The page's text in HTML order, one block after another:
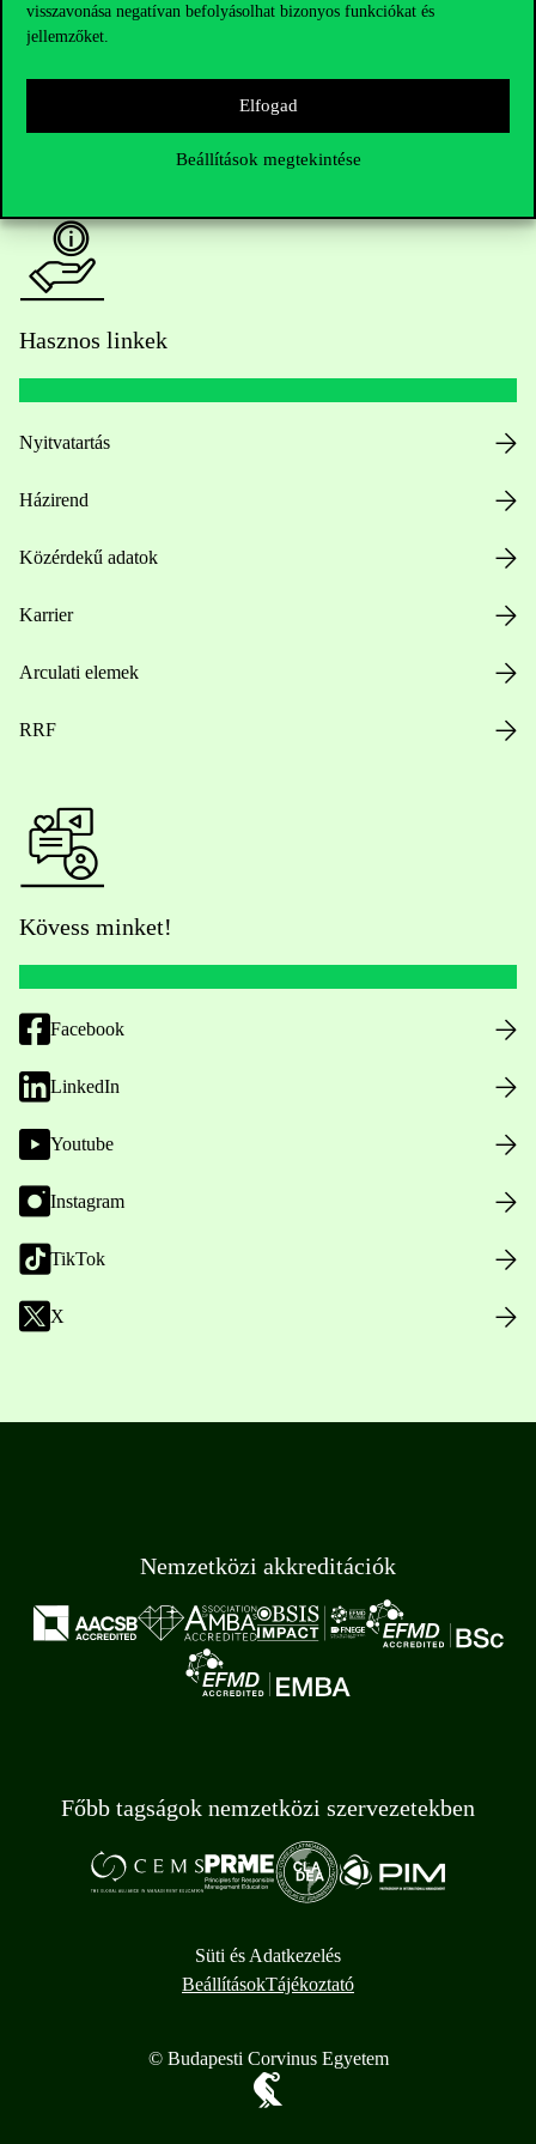
visszavonása negatívan befolyásolhat bizonyos funkciókat és
jellemzőket.
Elfogad
Beállítások megtekintése
Oktatói elérhetőségek
HUB jelenlegi hallgatóinknak
Hasznos linkek
Nyitvatartás
Házirend
Közérdekű adatok
Karrier
Arculati elemek
RRF
Kövess minket!
Facebook
LinkedIn
Youtube
Instagram
TikTok
X
Nemzetközi akkreditációk
Főbb tagságok nemzetközi szervezetekben
Süti és Adatkezelés
BeállításokTájékoztató
© Budapesti Corvinus Egyetem